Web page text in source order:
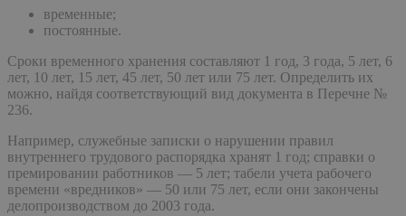
временные;
постоянные.
Сроки временного хранения составляют 1 год, 3 года, 5 лет, 6
лет, 10 лет, 15 лет, 45 лет, 50 лет или 75 лет. Определить их
можно, найдя соответствующий вид документа в Перечне №
236.
Например, служебные записки о нарушении правил
внутреннего трудового распорядка хранят 1 год; справки о
премировании работников — 5 лет; табели учета рабочего
времени «вредников» — 50 или 75 лет, если они закончены
делопроизводством до 2003 года.